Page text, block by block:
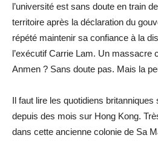
l’université est sans doute en train
territoire après la déclaration du
répété maintenir sa confiance à la
l’exécutif Carrie Lam. Un massacre
Anmen ? Sans doute pas. Mais la
Il faut lire les quotidiens
depuis des mois sur Hong Kong.
dans cette ancienne colonie de Sa